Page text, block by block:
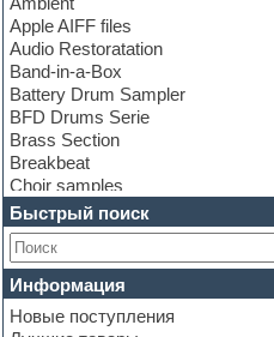
Apple AIFF files
Audio Restoratation
Band-in-a-Box
Battery Drum Sampler
BFD Drums Serie
Brass Section
Breakbeat
Choir samples
Chris Hein Samples
Cinematic samples
Club bass
Club leads
Club sounds
Construction kits
Быстрый поиск
Информация
Новые поступления